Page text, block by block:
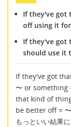
If they've got
off using it
If they've got
should use it
If they've got
〜 or something
that kind of thing
be better off = 〜
もっといい結果